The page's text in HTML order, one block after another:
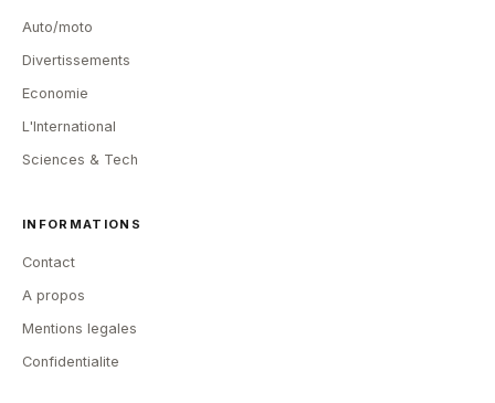
Auto/moto
Divertissements
Economie
L'International
Sciences & Tech
INFORMATIONS
Contact
A propos
Mentions legales
Confidentialite